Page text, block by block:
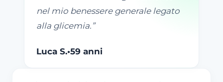
nel mio benessere generale legato
alla glicemia. ”
Luca S.•59 anni